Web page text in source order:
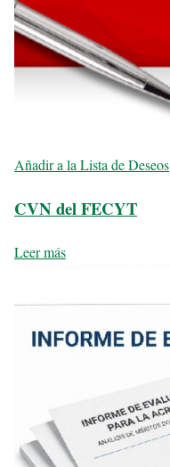
Añadir a la Lista de Deseos
CVN del FECYT
Leer más